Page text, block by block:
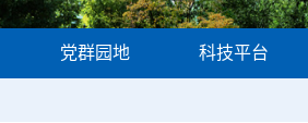
党群园地 科技平台